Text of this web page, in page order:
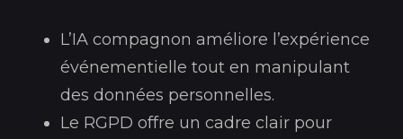
L’IA compagnon améliore l’expérience
événementielle tout en manipulant
des données personnelles.
Le RGPD offre un cadre clair pour